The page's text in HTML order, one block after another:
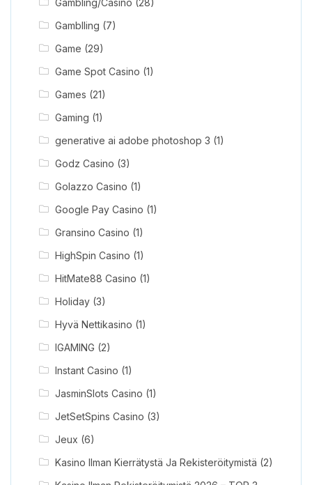
Gambling/Casino (28)
Gamblling (7)
Game (29)
Game Spot Casino (1)
Games (21)
Gaming (1)
generative ai adobe photoshop 3 (1)
Godz Casino (3)
Golazzo Casino (1)
Google Pay Casino (1)
Gransino Casino (1)
HighSpin Casino (1)
HitMate88 Casino (1)
Holiday(3)
Hyvä Nettikasino (1)
IGAMING (2)
Instant Casino (1)
JasminSlots Casino (1)
JetSetSpins Casino (3)
Jeux (6)
Kasino Ilman Kierrätystä Ja Rekisteröitymistä (2)